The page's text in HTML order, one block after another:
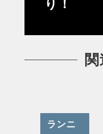
り！
ランニ